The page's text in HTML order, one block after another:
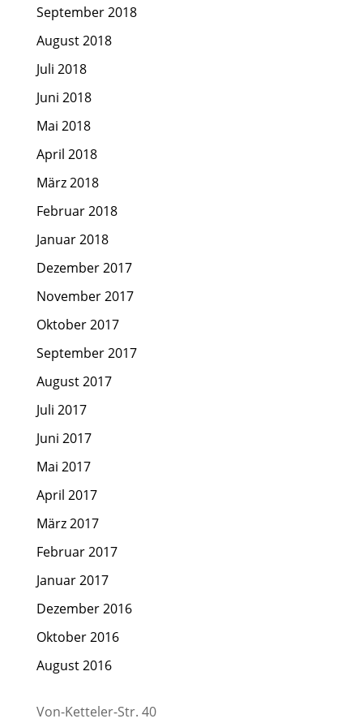
September 2018
August 2018
Juli 2018
Juni 2018
Mai 2018
April 2018
März 2018
Februar 2018
Januar 2018
Dezember 2017
November 2017
Oktober 2017
September 2017
August 2017
Juli 2017
Juni 2017
Mai 2017
April 2017
März 2017
Februar 2017
Januar 2017
Dezember 2016
Oktober 2016
August 2016
Von-Ketteler-Str. 40